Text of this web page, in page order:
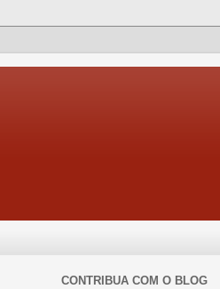
CONTRIBUA COM O BLOG